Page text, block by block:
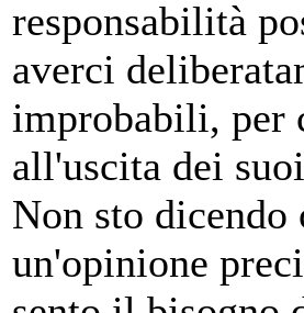
responsabilità
averci
improbabili, per
all'uscita dei
Non sto dicendo
un'opinione